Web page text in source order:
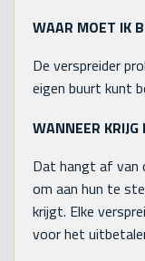
WAAR MOET IK
De verspreider
eigen buurt kunt
WANNEER
Dat hangt af van
om aan hun te
krijgt. Elke
voor het